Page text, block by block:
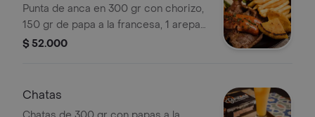
Punta de anca en 300 gr con chorizo,
150 gr de papa a la francesa, 1 arepa
de maíz pelao, ensalada de la casa en
$ 52.000
Chatas